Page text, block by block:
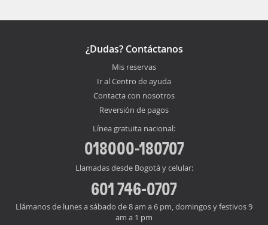
¿Dudas? Contáctanos
Mis reservas
Ir al Centro de ayuda
Contacta con nosotros
Reversión de pagos
Línea gratuita nacional:
018000-180707
Llamadas desde Bogotá y celular:
601 746-0707
Llámanos de lunes a sábado de 8 am a 6 pm, domingos y festivos 9
am a 1 pm